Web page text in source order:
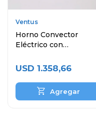
Ventus
Horno Convector
Eléctrico con
60x40 cm
USD 1.358,66